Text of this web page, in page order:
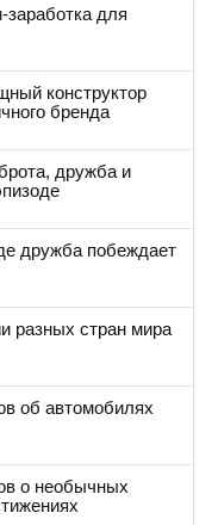
для
конструктор
бренда
дружба и
дружба побеждает
разных стран мира
об автомобилях
о необычных